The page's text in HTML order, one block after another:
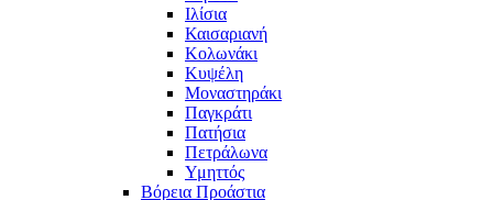
Ιλίσια
Καισαριανή
Κολωνάκι
Κυψέλη
Μοναστηράκι
Παγκράτι
Πατήσια
Πετράλωνα
Υμηττός
Βόρεια Προάστια